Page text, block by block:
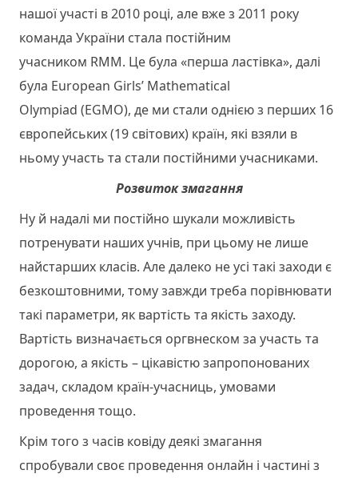
нашої участі в 2010 році, але вже з 2011 року
команда України стала постійним
учасником RMM. Це була «перша ластівка», далі
була European Girls’ Mathematical
Olympiad (EGMO), де ми стали однією з перших 16
європейських (19 світових) країн, які взяли в
ньому участь та стали постійними учасниками.
Розвиток змагання
Ну й надалі ми постійно шукали можливість
потренувати наших учнів, при цьому не лише
найстарших класів. Але далеко не усі такі заходи є
безкоштовними, тому завжди треба порівнювати
такі параметри, як вартість та якість заходу.
Вартість визначається оргвнеском за участь та
дорогою, а якість – цікавістю запропонованих
задач, складом країн-учасниць, умовами
проведення тощо.
Крім того з часів ковіду деякі змагання
спробували своє проведення онлайн і частині з